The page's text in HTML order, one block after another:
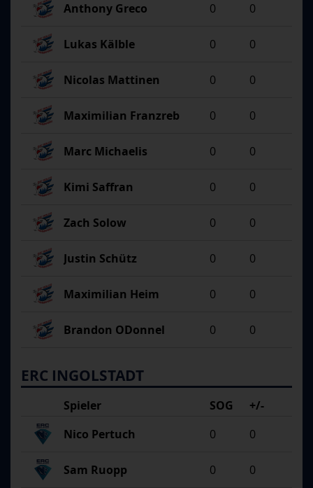
Anthony Greco 0 0
Lukas Kälble 0 0
Nicolas Mattinen 0 0
Maximilian Franzreb 0 0
Marc Michaelis 0 0
Kimi Saffran 0 0
Zach Solow 0 0
Justin Schütz 0 0
Maximilian Heim 0 0
Brandon ODonnel 0 0
ERC INGOLSTADT
Spieler SOG
+/-
Nico Pertuch
0 0
Sam Ruopp 0 0